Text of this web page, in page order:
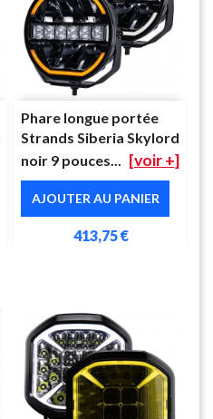
Phare longue portée
Strands Siberia Skylord
noir 9 pouces... [voir +]
AJOUTER AU PANIER
413,75 €